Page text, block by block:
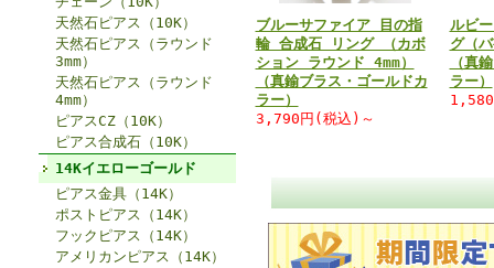
天然石ピアス（10K）
天然石ピアス（ラウンド
3mm）
天然石ピアス（ラウンド
4mm）
ピアスCZ（10K）
ピアス合成石（10K）
14Kイエローゴールド
ピアス金具（14K）
ポストピアス（14K）
フックピアス（14K）
アメリカンピアス（14K）
ブルーサファイア 目の指
輪 合成石 リング （カボ
ション ラウンド 4mm）
（真鍮ブラス・ゴールドカ
ラー）
3,790円(税込)～
ルビ
グ（
（真
ラー）